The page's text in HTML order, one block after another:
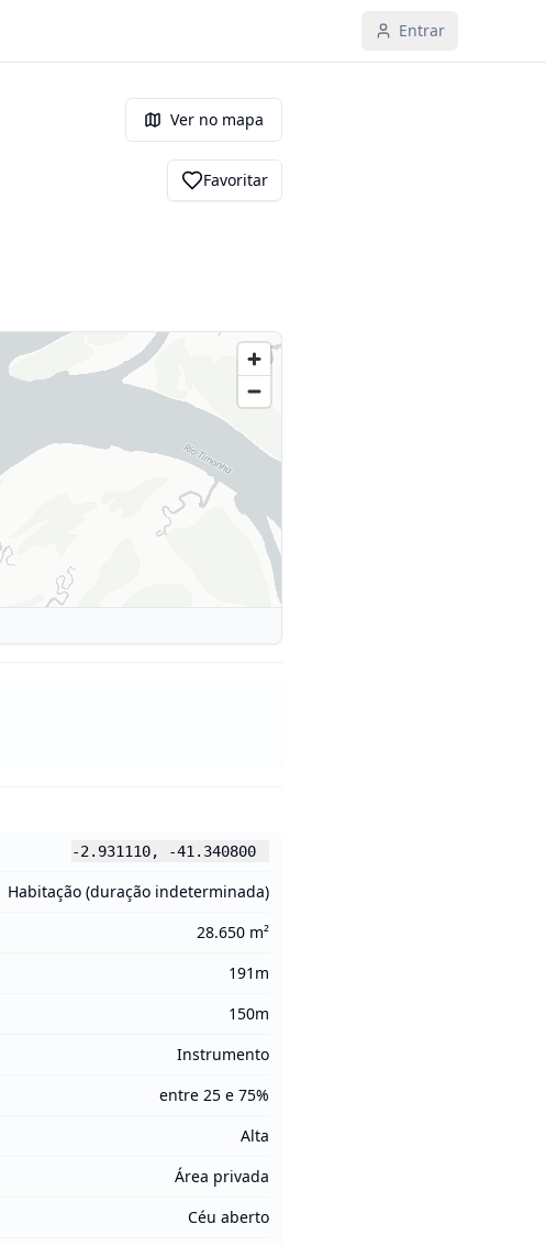
Entrar
Ver no mapa
Favoritar
-2.931110, -41.340800
Habitação (duração indeterminada)
28.650 m²
191m
150m
Instrumento
entre 25 e 75%
Alta
Área privada
Céu aberto